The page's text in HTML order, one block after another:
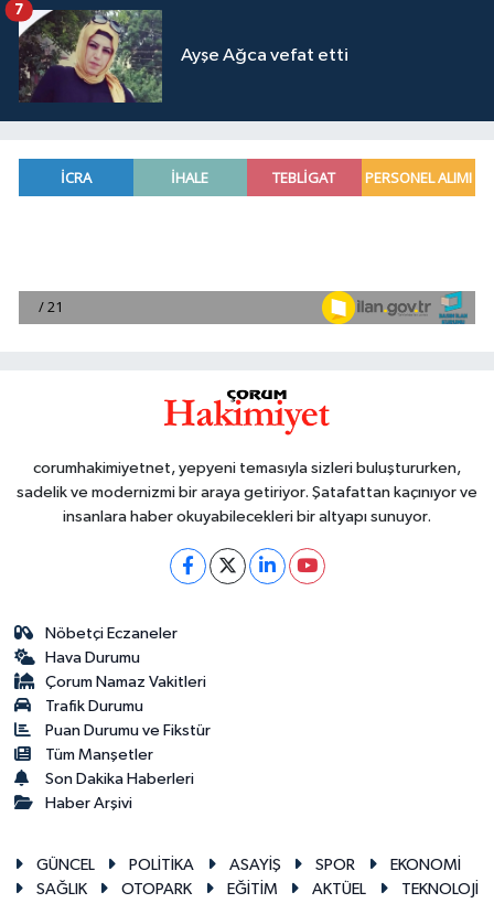
Ayşe Ağca vefat etti
7
corumhakimiyetnet, yepyeni temasıyla sizleri buluştururken,
sadelik ve modernizmi bir araya getiriyor. Şatafattan kaçınıyor ve
insanlara haber okuyabilecekleri bir altyapı sunuyor.
Nöbetçi Eczaneler
Hava Durumu
Çorum Namaz Vakitleri
Trafik Durumu
Puan Durumu ve Fikstür
Tüm Manşetler
Son Dakika Haberleri
Haber Arşivi
GÜNCEL POLİTİKA ASAYİŞ SPOR
EKONOMİ
SAĞLIK
OTOPARK EĞİTİM AKTÜEL TEKNOLOJİ